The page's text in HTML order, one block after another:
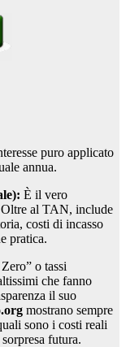
puro applicato
annua.
È il vero
al TAN, include
costi di incasso
pratica.
o tassi
che fanno
il suo
mostrano sempre
sono i costi reali
futura.